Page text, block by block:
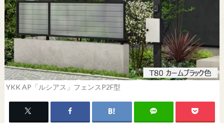
YKK AP「ルシアス」フェンスP2F型